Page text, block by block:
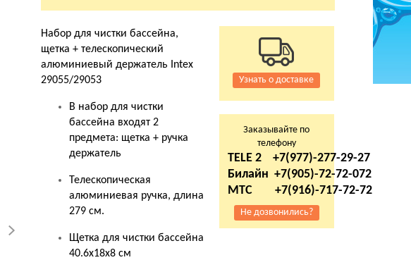
Набор для чистки бассейна,
щетка + телескопический
алюминиевый держатель Intex
29055/29053
В набор для чистки
бассейна входят 2
предмета: щетка + ручка
держатель
Телескопическая
алюминиевая ручка, длина
279 см.
Щетка для чистки бассейна
40.6х18х8 см
Узнать о доставке
Заказывайте по
телефону
TELE 2 +7(977)-277-29-27
Билайн +7(905)-72-72-072
МТС +7(916)-717-72-72
Не дозвонились?